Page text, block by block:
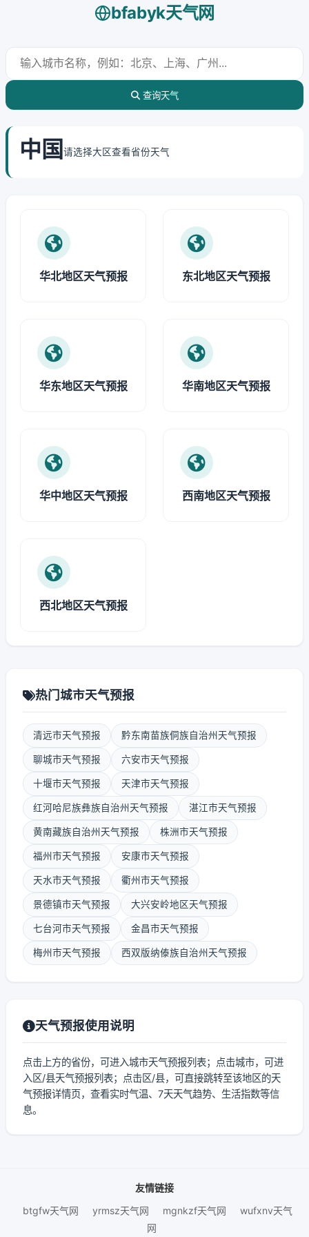
bfabyk天气网
查询天气
中国 请选择大区查看省份天气
华北地区天气预报 东北地区天气预报
华东地区天气预报 华南地区天气预报
华中地区天气预报 西南地区天气预报
西北地区天气预报
热门城市天气预报
清远市天气预报 黔东南苗族侗族自治州天气预报
聊城市天气预报 六安市天气预报
十堰市天气预报 天津市天气预报
红河哈尼族彝族自治州天气预报 湛江市天气预报
黄南藏族自治州天气预报 株洲市天气预报
福州市天气预报 安康市天气预报
天水市天气预报 衢州市天气预报
景德镇市天气预报 大兴安岭地区天气预报
七台河市天气预报 金昌市天气预报
梅州市天气预报 西双版纳傣族自治州天气预报
天气预报使用说明
点击上方的省份，可进入城市天气预报列表；点击城市，可进
入区/县天气预报列表；点击区/县，可直接跳转至该地区的天
气预报详情页，查看实时气温、7天天气趋势、生活指数等信
息。
友情链接
btgfw天气网
yrmsz天气网 mgnkzf天气网
wufxnv天气
网